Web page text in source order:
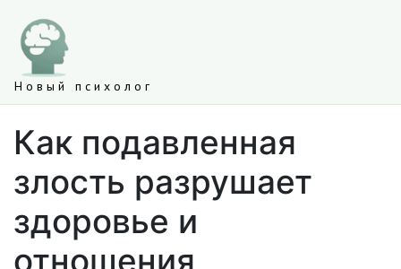
Новый психолог
Как подавленная
злость разрушает
здоровье и
отношения